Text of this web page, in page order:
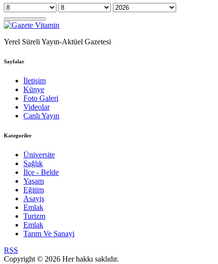
Yerel Süreli Yayın-Aktüel Gazetesi
Sayfalar
İletişim
Künye
Foto Galeri
Videolar
Canlı Yayın
Kategoriler
Üniversite
Sağlık
İlçe - Belde
Yaşam
Eğitim
Asayiş
Emlak
Turizm
Emlak
Tarım Ve Sanayi
RSS
Copyright © 2026 Her hakkı saklıdır.